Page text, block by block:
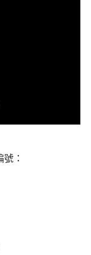
：